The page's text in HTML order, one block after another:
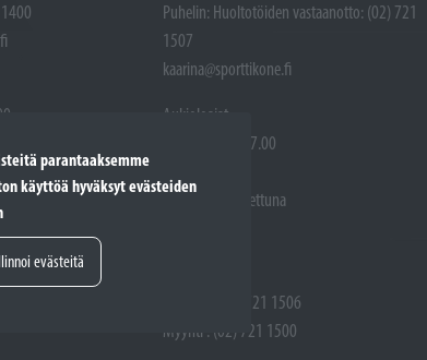
parantaaksemme
käyttöä hyväksyt evästeiden
evästeitä
1407
Puhelin: Huoltotöiden vastaanotto: (02) 721
1507
kaarina@sporttikone.fi
Aukioloajat
ma-pe 9.00 - 17.00
Pyhäpäivät suljettuna
Varaosat: (02) 721 1506
Myynti : (02) 721 1500